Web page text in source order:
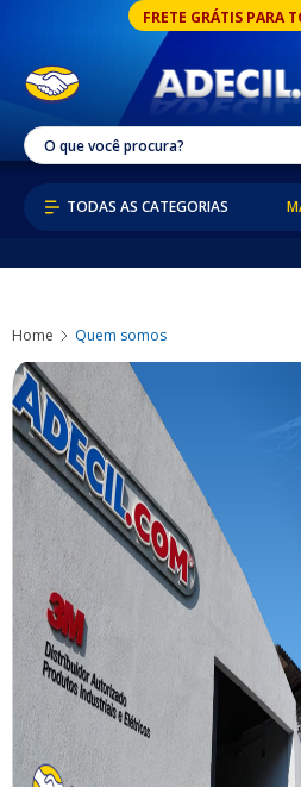
FRETE GRÁTIS PARA
Home Quem somos